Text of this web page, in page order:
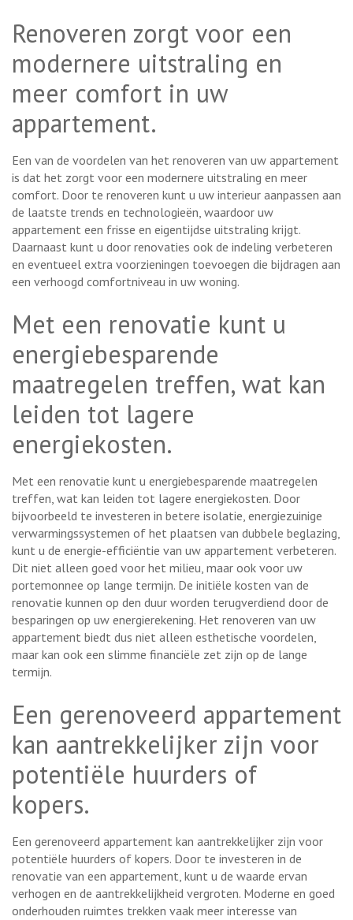
Renoveren zorgt voor een
modernere uitstraling en
meer comfort in uw
appartement.
Een van de voordelen van het renoveren van uw appartement
is dat het zorgt voor een modernere uitstraling en meer
comfort. Door te renoveren kunt u uw interieur aanpassen aan
de laatste trends en technologieën, waardoor uw
appartement een frisse en eigentijdse uitstraling krijgt.
Daarnaast kunt u door renovaties ook de indeling verbeteren
en eventueel extra voorzieningen toevoegen die bijdragen aan
een verhoogd comfortniveau in uw woning.
Met een renovatie kunt u
energiebesparende
maatregelen treffen, wat kan
leiden tot lagere
energiekosten.
Met een renovatie kunt u energiebesparende maatregelen
treffen, wat kan leiden tot lagere energiekosten. Door
bijvoorbeeld te investeren in betere isolatie, energiezuinige
verwarmingssystemen of het plaatsen van dubbele beglazing,
kunt u de energie-efficiëntie van uw appartement verbeteren.
Dit niet alleen goed voor het milieu, maar ook voor uw
portemonnee op lange termijn. De initiële kosten van de
renovatie kunnen op den duur worden terugverdiend door de
besparingen op uw energierekening. Het renoveren van uw
appartement biedt dus niet alleen esthetische voordelen,
maar kan ook een slimme financiële zet zijn op de lange
termijn.
Een gerenoveerd appartement
kan aantrekkelijker zijn voor
potentiële huurders of
kopers.
Een gerenoveerd appartement kan aantrekkelijker zijn voor
potentiële huurders of kopers. Door te investeren in de
renovatie van een appartement, kunt u de waarde ervan
verhogen en de aantrekkelijkheid vergroten. Moderne en goed
onderhouden ruimtes trekken vaak meer interesse van